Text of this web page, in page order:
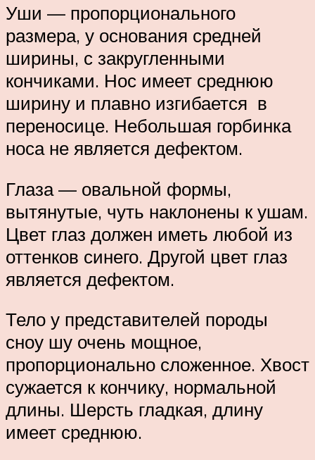
Уши — пропорционального
размера, у основания средней
ширины, с закругленными
кончиками. Нос имеет среднюю
ширину и плавно изгибается в
переносице. Небольшая горбинка
носа не является дефектом.
Глаза — овальной формы,
вытянутые, чуть наклонены к ушам.
Цвет глаз должен иметь любой из
оттенков синего. Другой цвет глаз
является дефектом.
Тело у представителей породы
сноу шу очень мощное,
пропорционально сложенное. Хвост
сужается к кончику, нормальной
длины. Шерсть гладкая, длину
имеет среднюю.